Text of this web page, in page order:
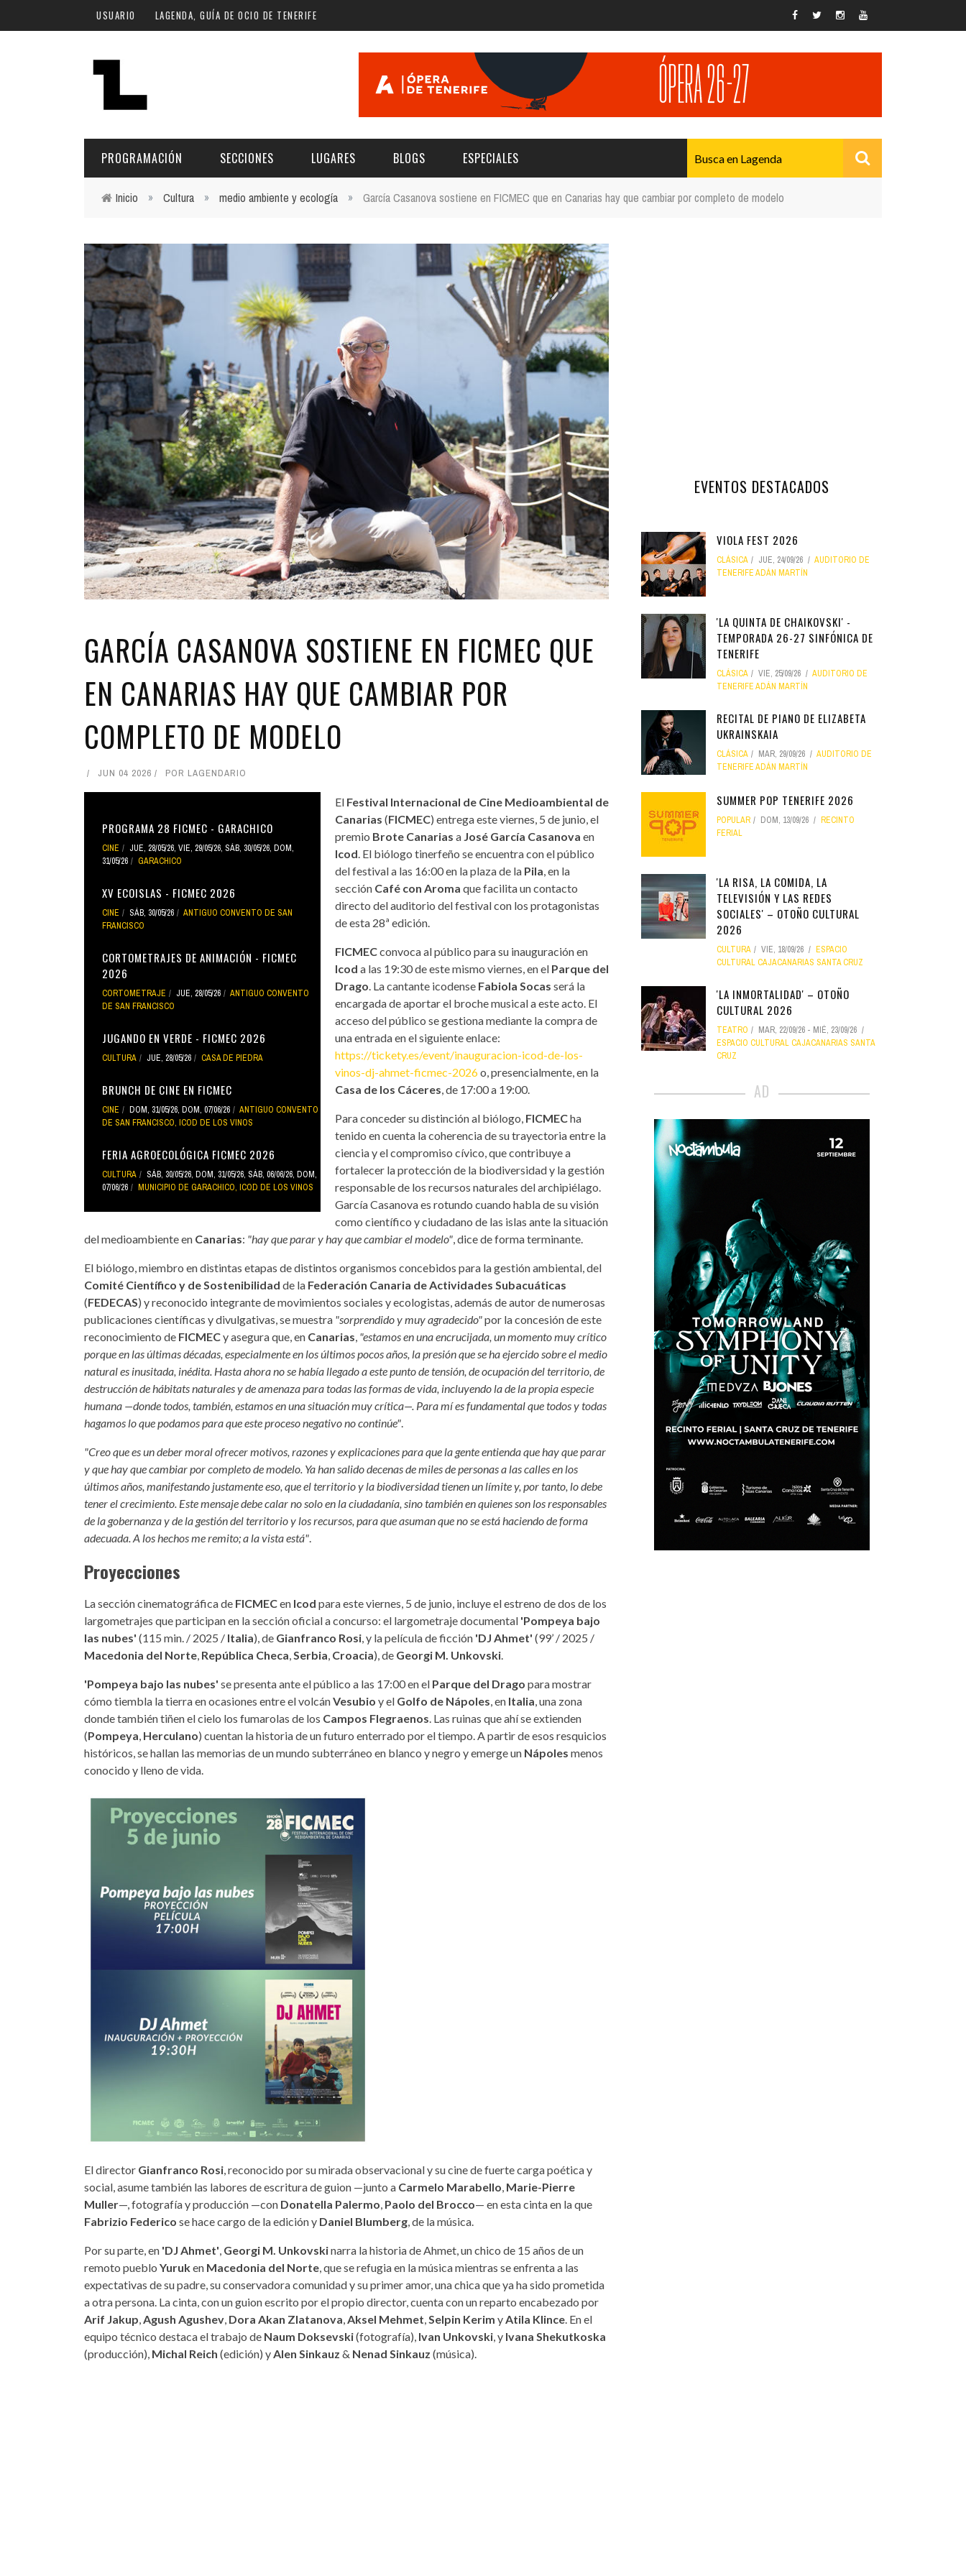
Pasar al contenido principal
USUARIO LAGENDA, GUÍA DE OCIO DE TENERIFE
PROGRAMACIÓN
Hoy
Plan Finde
Norte
Sur
Santa Cruz | La Laguna
Islas
Cultura
Deporte y Naturaleza
Gastro
Infantil
Música
Escénicas
SECCIONES
ESCÉNICAS
CULTURA
GASTRONOMÍA
INFANTIL
LUGARES
SALAS Y AUDITORIOS
NOCHE
LOCALES CON ACTUACIONES
COMERCIO
GASTRO
FORMATIVO
BLOGS ESPECIALES
FESTIVAL TAGANANA 2026
NOCTÁMBULA TENERIFE
TENERIFE PHE FESTIVAL 2026
XXVII VERANO DE CUENTO
Inicio » Cultura » medio ambiente y ecología » García Casanova sostiene en FICMEC que en Canarias hay que cambiar por completo de modelo
GARCÍA CASANOVA SOSTIENE EN FICMEC QUE
EN CANARIAS HAY QUE CAMBIAR POR
COMPLETO DE MODELO
JUN 04 2026 POR LAGENDARIO
PROGRAMA 28 FICMEC - GARACHICO
CINE JUE, 28/05/26, VIE, 29/05/26, SÁB, 30/05/26, DOM,
31/05/26
GARACHICO
XV ECOISLAS - FICMEC 2026
CINE SÁB, 30/05/26
ANTIGUO CONVENTO DE SAN
FRANCISCO
CORTOMETRAJES DE ANIMACIÓN - FICMEC
2026
CORTOMETRAJE JUE, 28/05/26
ANTIGUO CONVENTO
DE SAN FRANCISCO
JUGANDO EN VERDE - FICMEC 2026
CULTURA JUE, 28/05/26 CASA DE PIEDRA
BRUNCH DE CINE EN FICMEC
CINE DOM, 31/05/26, DOM, 07/06/26
ANTIGUO CONVENTO
DE SAN FRANCISCO, ICOD DE LOS VINOS
FERIA AGROECOLÓGICA FICMEC 2026
CULTURA SÁB, 30/05/26, DOM, 31/05/26, SÁB, 06/06/26, DOM,
07/06/26
MUNICIPIO DE GARACHICO, ICOD DE LOS VINOS
El Festival Internacional de Cine Medioambiental de
Canarias (FICMEC) entrega este viernes, 5 de junio, el
premio Brote Canarias a José García Casanova en
Icod . El biólogo tinerfeño se encuentra con el público
del festival a las 16:00 en la plaza de la Pila , en la
sección Café con Aroma que facilita un contacto
directo del auditorio del festival con los protagonistas
de esta 28ª edición.
FICMECconvoca al público para su inauguración en
Icod a las 19:30 de este mismo viernes, en el Parque del
Drago . La cantante icodense Fabiola Socas será la
encargada de aportar el broche musical a este acto. El
acceso del público se gestiona mediante la compra de
una entrada en el siguiente enlace:
https://tickety.es/event/inauguracion-icod-de-los-
vinos-dj-ahmet-ficmec-2026o, presencialmente, en la
Casa de los Cáceres , de 17:00 a 19:00.
Para conceder su distinción al biólogo, FICMECha
tenido en cuenta la coherencia de su trayectoria entre la
ciencia y el compromiso cívico, que contribuye a
fortalecer la protección de la biodiversidad y la gestión
responsable de los recursos naturales del archipiélago.
García Casanova es rotundo cuando habla de su visión
como científico y ciudadano de las islas ante la situación
del medioambiente en Canarias: "hay que parar y hay que cambiar el modelo" , dice de forma terminante.
El biólogo, miembro en distintas etapas de distintos organismos concebidos para la gestión ambiental, del
Comité Científico y de Sostenibilidad de la Federación Canaria de Actividades Subacuáticas
(FEDECAS) y reconocido integrante de movimientos sociales y ecologistas, además de autor de numerosas
publicaciones científicas y divulgativas, se muestra "sorprendido y muy agradecido"por la concesión de este
reconocimiento de FICMECy asegura que, en Canarias "estamos en una encrucijada, un momento muy crítico
porque en las últimas décadas, especialmente en los últimos pocos años, la presión que se ha ejercido sobre el medio
natural es inusitada, inédita. Hasta ahora no se había llegado a este punto de tensión, de ocupación del territorio, de
destrucción de hábitats naturales y de amenaza para todas las formas de vida, incluyendo la de la propia especie
humana —donde todos, también, estamos en una situación muy crítica—. Para mí es fundamental que todos y todas
hagamos lo que podamos para que este proceso negativo no continúe"
"Creo que es un deber moral ofrecer motivos, razones y explicaciones para que la gente entienda que hay que parar
y que hay que cambiar por completo de modelo. Ya han salido decenas de miles de personas a las calles en los
últimos años, manifestando justamente eso, que el territorio y la biodiversidad tienen un límite y, por tanto, lo debe
tener el crecimiento. Este mensaje debe calar no solo en la ciudadanía, sino también en quienes son los responsables
de la gobernanza y de la gestión del territorio y los recursos, para que asuman que no se está haciendo de forma
adecuada. A los hechos me remito; a la vista está"
Proyecciones
La sección cinematográfica de FICMECen Icod para este viernes, 5 de junio, incluye el estreno de dos de los
largometrajes que participan en la sección oficial a concurso: el largometraje documental 'Pompeya bajo
las nubes' (115 min. / 2025 / Italia), de Gianfranco Rosi , y la película de ficción 'DJ Ahmet' (99’ / 2025 /
Macedonia del Norte República Checa Serbia Croacia), de Georgi M. Unkovski
'Pompeya bajo las nubes' se presenta ante el público a las 17:00 en el Parque del Drago para mostrar
cómo tiembla la tierra en ocasiones entre el volcánVesubio y el Golfo de Nápoles , en Italia , una zona
donde también tiñen el cielo los fumarolas de los Campos Flegraenos . Las ruinas que ahí se extienden
(Pompeya Herculano) cuentan la historia de un futuro enterrado por el tiempo. A partir de esos resquicios
históricos, se hallan las memorias de un mundo subterráneo en blanco y negro y emerge un Nápoles menos
conocido y lleno de vida.
peliculas-5-junio-ficmec-2026-icod.jpg
El director Gianfranco Rosi , reconocido por su mirada observacional y su cine de fuerte carga poética y
social, asume también las labores de escritura de guion —junto a Carmelo Marabello Marie-Pierre
Muller—, fotografía y producción —con Donatella Palermo Paolo del Brocco— en esta cinta en la que
Fabrizio Federico se hace cargo de la edición y Daniel Blumberg , de la música.
Por su parte, en 'DJ Ahmet' Georgi M. Unkovskinarra la historia de Ahmet, un chico de 15 años de un
remoto pueblo Yuruken Macedonia del Norte , que se refugia en la música mientras se enfrenta a las
expectativas de su padre, su conservadora comunidad y su primer amor, una chica que ya ha sido prometida
a otra persona. La cinta, con un guion escrito por el propio director, cuenta con un reparto encabezado por
Arif Jakup Agush Agushev Dora Akan Zlatanova Aksel Mehmet Selpin Kerim y Atila Klince . En el
equipo técnico destaca el trabajo de Naum Doksevski(fotografía), Ivan Unkovski , y Ivana Shekutkoska
(producción), Michal Reich (edición) y Alen Sinkauz & Nenad Sinkauz (música).
EVENTOS DESTACADOS
VIOLA FEST 2026
CLÁSICA JUE, 24/09/26
AUDITORIO DE
TENERIFE ADÁN MARTÍN
'LA QUINTA DE CHAIKOVSKI' -
TEMPORADA 26-27 SINFÓNICA DE
TENERIFE
CLÁSICA VIE, 25/09/26
AUDITORIO DE
TENERIFE ADÁN MARTÍN
RECITAL DE PIANO DE ELIZABETA
UKRAINSKAIA
CLÁSICA MAR, 29/09/26
AUDITORIO DE
TENERIFE ADÁN MARTÍN
SUMMER POP TENERIFE 2026
POPULAR DOM, 13/09/26
RECINTO
FERIAL
'LA RISA, LA COMIDA, LA
TELEVISIÓN Y LAS REDES
SOCIALES' – OTOÑO CULTURAL
2026
CULTURA VIE, 18/09/26
ESPACIO
CULTURAL CAJACANARIAS SANTA CRUZ
'LA INMORTALIDAD' – OTOÑO
CULTURAL 2026
TEATRO MAR, 22/09/26 - MIÉ, 23/09/26
ESPACIO CULTURAL CAJACANARIAS SANTA
CRUZ
AD